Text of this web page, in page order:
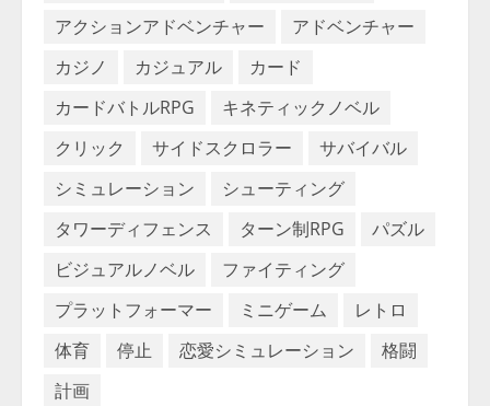
アクションアドベンチャー
アドベンチャー
カジノ
カジュアル
カード
カードバトルRPG
キネティックノベル
クリック
サイドスクロラー
サバイバル
シミュレーション
シューティング
タワーディフェンス
ターン制RPG
パズル
ビジュアルノベル
ファイティング
プラットフォーマー
ミニゲーム
レトロ
体育
停止 恋愛シミュレーション
格闘
計画